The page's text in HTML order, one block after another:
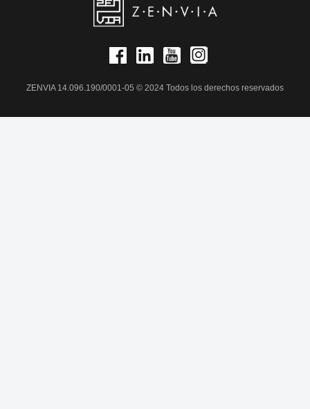
ZENVIA 14.096.190/0001-05 © 2024 Todos los derechos reservados